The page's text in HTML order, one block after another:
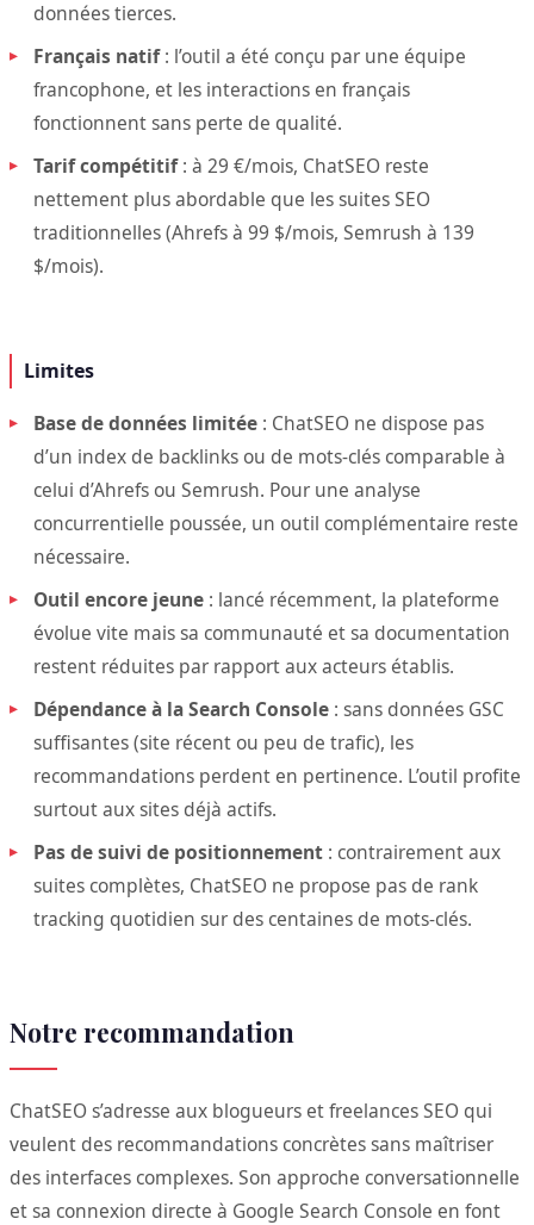
données tierces.
Français natif: l’outil a été conçu par une équipe
francophone, et les interactions en français
fonctionnent sans perte de qualité.
Tarif compétitif: à 29 €/mois, ChatSEO reste
nettement plus abordable que les suites SEO
traditionnelles (Ahrefs à 99 $/mois, Semrush à 139
$/mois).
Limites
Base de données limitée : ChatSEO ne dispose pas
d’un index de backlinks ou de mots-clés comparable à
celui d’Ahrefs ou Semrush. Pour une analyse
concurrentielle poussée, un outil complémentaire reste
nécessaire.
Outil encore jeune : lancé récemment, la plateforme
évolue vite mais sa communauté et sa documentation
restent réduites par rapport aux acteurs établis.
Dépendance à la Search Console : sans données GSC
suffisantes (site récent ou peu de trafic), les
recommandations perdent en pertinence. L’outil profite
surtout aux sites déjà actifs.
Pas de suivi de positionnement : contrairement aux
suites complètes, ChatSEO ne propose pas de rank
tracking quotidien sur des centaines de mots-clés.
Notre recommandation
ChatSEO s’adresse aux blogueurs et freelances SEO qui
veulent des recommandations concrètes sans maîtriser
des interfaces complexes. Son approche conversationnelle
et sa connexion directe à Google Search Console en font